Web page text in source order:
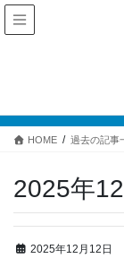
HOME 過去の記事
2025年12
2025年12月12日